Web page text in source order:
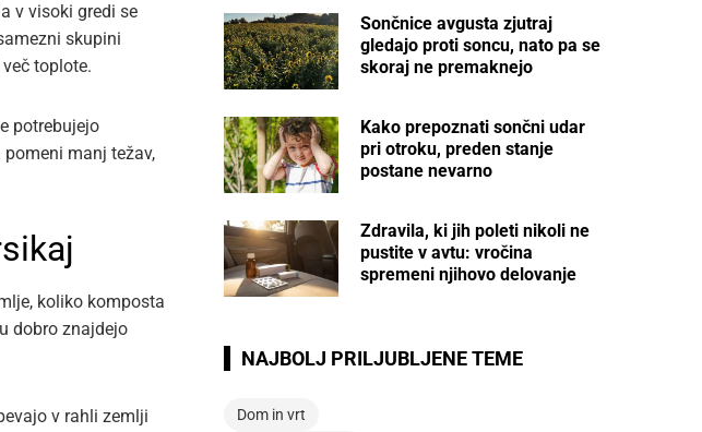
v visoki gredi se
skupini
toplote.
potrebujejo
manj težav,
koliko komposta
dobro znajdejo
v rahli zemlji
Sončnice avgusta zjutraj
gledajo proti soncu, nato pa se
skoraj ne premaknejo
Kako prepoznati sončni udar
pri otroku, preden stanje
postane nevarno
Zdravila, ki jih poleti nikoli ne
pustite v avtu: vročina
spremeni njihovo delovanje
NAJBOLJ PRILJUBLJENE TEME
Dom in vrt